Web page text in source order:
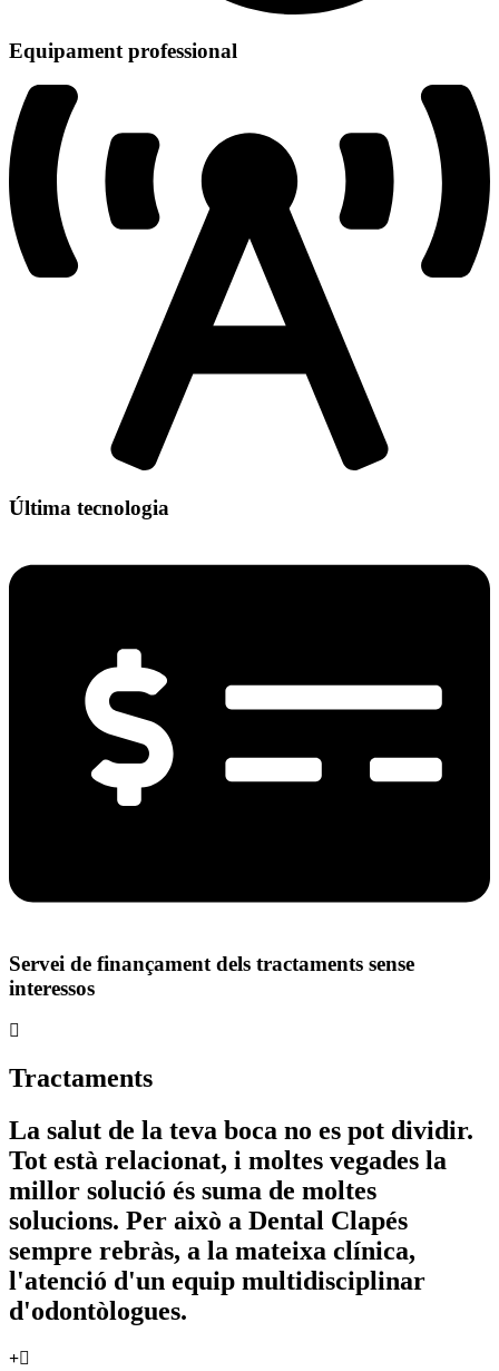
Equipament professional
Última tecnologia
Servei de finançament dels tractaments sense
interessos
Tractaments
La salut de la teva boca no es pot dividir.
Tot està relacionat, i moltes vegades la
millor solució és suma de moltes
solucions. Per això a Dental Clapés
sempre rebràs, a la mateixa clínica,
l'atenció d'un equip multidisciplinar
d'odontòlogues.